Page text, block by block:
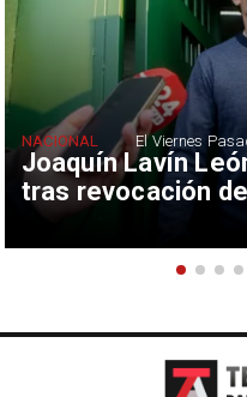
Joaquín Lavín
tras revocación
NACIONAL El Viernes